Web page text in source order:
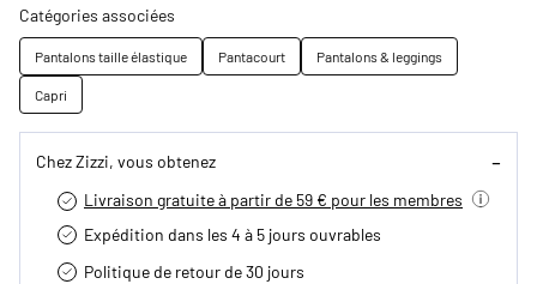
Catégories associées
Pantalons taille élastique Pantacourt
Pantalons & leggings
Capri
Chez Zizzi, vous obtenez
Livraison gratuite à partir de 59 € pour les membres
Expédition dans les 4 à 5 jours ouvrables
Politique de retour de 30 jours